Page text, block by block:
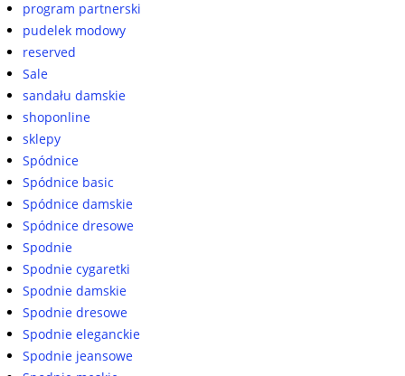
program partnerski
pudelek modowy
reserved
Sale
sandału damskie
shoponline
sklepy
Spódnice
Spódnice basic
Spódnice damskie
Spódnice dresowe
Spodnie
Spodnie cygaretki
Spodnie damskie
Spodnie dresowe
Spodnie eleganckie
Spodnie jeansowe